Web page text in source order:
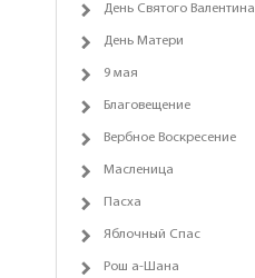
День Святого Валентина
День Матери
9 мая
Благовещение
Вербное Воскресение
Масленица
Пасха
Яблочный Спас
Рош а-Шана